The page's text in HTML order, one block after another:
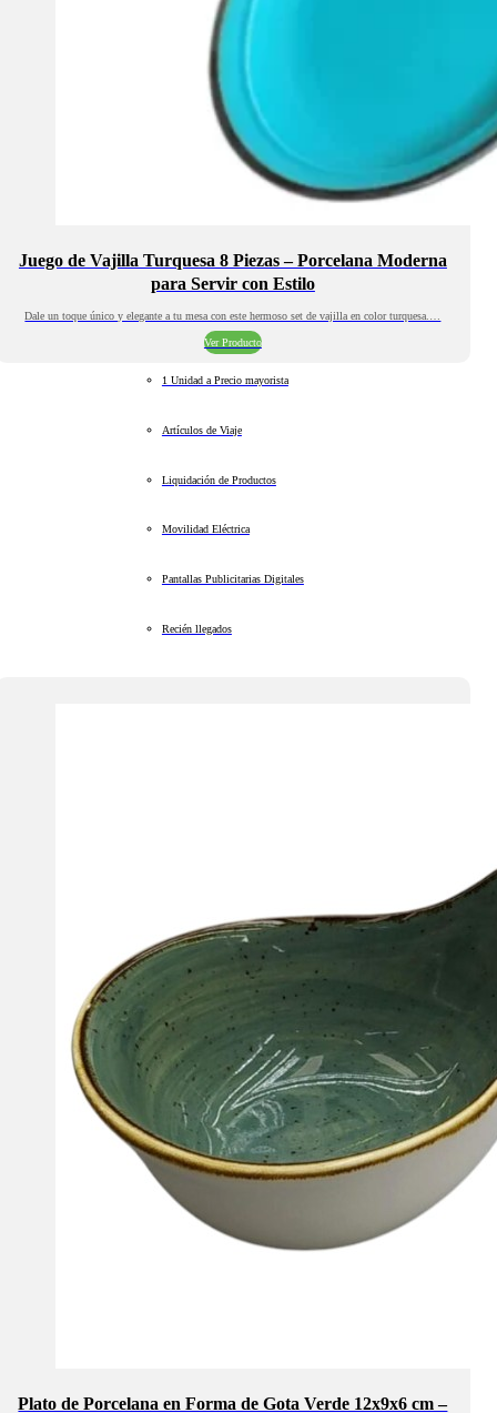
Juego de Vajilla Turquesa 8 Piezas – Porcelana Moderna
para Servir con Estilo
Dale un toque único y elegante a tu mesa con este hermoso set de vajilla en color turquesa.…
Ver Producto
1 Unidad a Precio mayorista
Artículos de Viaje
Liquidación de Productos
Movilidad Eléctrica
Pantallas Publicitarias Digitales
Recién llegados
Plato de Porcelana en Forma de Gota Verde 12x9x6 cm –